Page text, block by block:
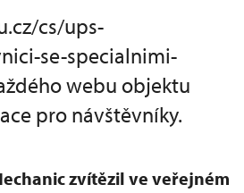
cs/ups-
se-specialnimi-
webu objektu
pro návštěvníky.
zvítězil ve veřejném